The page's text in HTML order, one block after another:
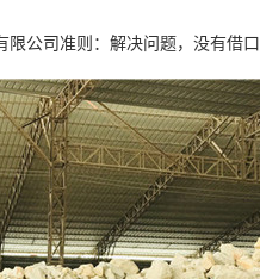
公司准则：解决问题，没有借口